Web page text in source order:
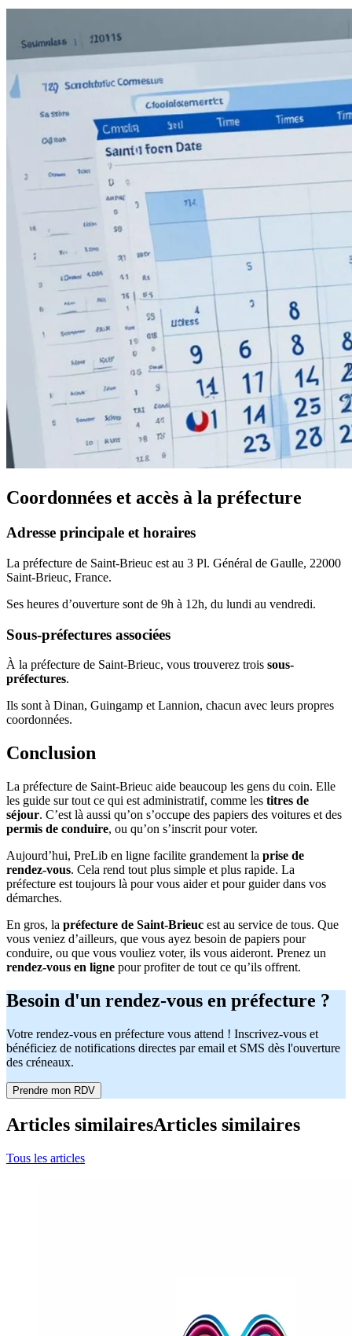
Coordonnées et accès à la préfecture
Adresse principale et horaires
La préfecture de Saint-Brieuc est au 3 Pl. Général de Gaulle, 22000
Saint-Brieuc, France.
Ses heures d’ouverture sont de 9h à 12h, du lundi au vendredi.
Sous-préfectures associées
À la préfecture de Saint-Brieuc, vous trouverez trois sous-
préfectures.
Ils sont à Dinan, Guingamp et Lannion, chacun avec leurs propres
coordonnées.
Conclusion
La préfecture de Saint-Brieuc aide beaucoup les gens du coin. Elle
les guide sur tout ce qui est administratif, comme les titres de
séjour. C’est là aussi qu’on s’occupe des papiers des voitures et des
permis de conduire, ou qu’on s’inscrit pour voter.
Aujourd’hui, PreLib en ligne facilite grandement la prise de
rendez-vous. Cela rend tout plus simple et plus rapide. La
préfecture est toujours là pour vous aider et pour guider dans vos
démarches.
En gros, la préfecture de Saint-Brieuc est au service de tous. Que
vous veniez d’ailleurs, que vous ayez besoin de papiers pour
conduire, ou que vous vouliez voter, ils vous aideront. Prenez un
rendez-vous en ligne pour profiter de tout ce qu’ils offrent.
Besoin d'un rendez-vous en préfecture ?
Votre rendez-vous en préfecture vous attend ! Inscrivez-vous et
bénéficiez de notifications directes par email et SMS dès l'ouverture
des créneaux.
Prendre mon RDV
Articles similairesArticles similaires
Tous les articles